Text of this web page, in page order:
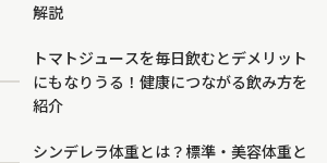
解説
トマトジュースを毎日飲むとデメリット
にもなりうる！健康につながる飲み方を
紹介
シンデレラ体重とは？標準・美容体重と